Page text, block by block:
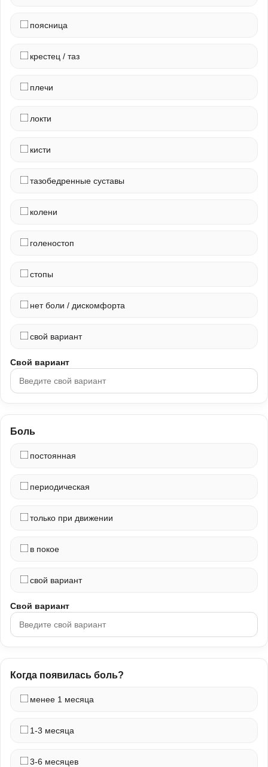
поясница
крестец / таз
плечи
локти
кисти
тазобедренные суставы
колени
голеностоп
стопы
нет боли / дискомфорта
свой вариант
Свой вариант
Боль
постоянная
периодическая
только при движении
в покое
свой вариант
Свой вариант
Когда появилась боль?
менее 1 месяца
1-3 месяца
3-6 месяцев